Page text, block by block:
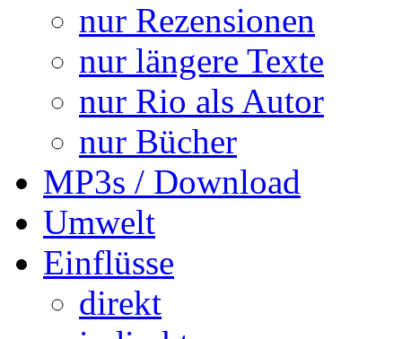
nur Rezensionen
nur längere Texte
nur Rio als Autor
nur Bücher
MP3s / Download
Umwelt
Einflüsse
direkt